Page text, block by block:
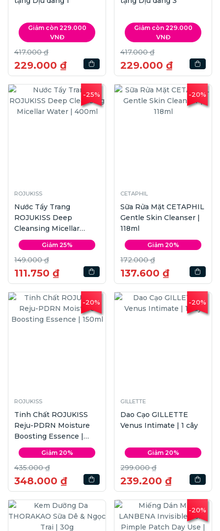
Giảm còn 229.000
VNĐ
417.000 ₫
229.000 ₫
Giảm còn 229.000
VNĐ
417.000 ₫
229.000 ₫
-25%
ROJUKISS
Nước Tẩy Trang
ROJUKISS Deep
Cleansing Micellar
Water | 400ml
Giảm 25%
149.000 ₫
111.750 ₫
-20%
CETAPHIL
Sữa Rửa Mặt CETAPHIL
Gentle Skin Cleanser |
118ml
Giảm 20%
172.000 ₫
137.600 ₫
-20%
ROJUKISS
Tinh Chất ROJUKISS
Reju-PDRN Moisture
Boosting Essence |
150ml
Giảm 20%
435.000 ₫
348.000 ₫
-20%
GILLETTE
Dao Cạo GILLETTE
Venus Intimate | 1 cây
Giảm 20%
299.000 ₫
239.200 ₫
-20%